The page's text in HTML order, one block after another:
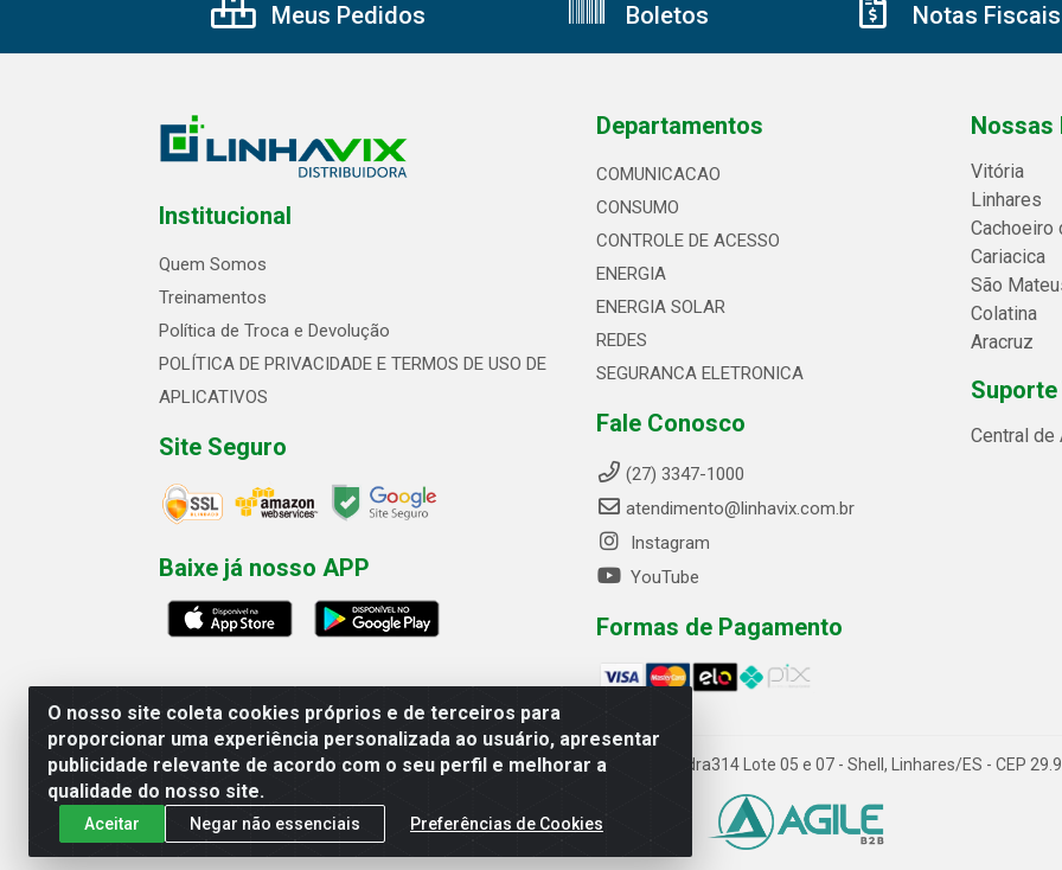
O nosso site coleta cookies próprios e de terceiros para
proporcionar uma experiência personalizada ao usuário, apresentar
publicidade relevante de acordo com o seu perfil e melhorar a
qualidade do nosso site.
Aceitar Negar não essenciais Preferências de Cookies
Meus Pedidos Boletos Notas Fiscais
Institucional
Quem Somos
Treinamentos
Política de Troca e Devolução
POLÍTICA DE PRIVACIDADE E TERMOS DE USO DE
APLICATIVOS
Site Seguro
Baixe já nosso APP
Departamentos
COMUNICACAO
CONSUMO
CONTROLE DE ACESSO
ENERGIA
ENERGIA SOLAR
REDES
SEGURANCA ELETRONICA
Fale Conosco
(27) 3347-1000
atendimento@linhavix.com.br
Instagram
YouTube
Formas de Pagamento
Nossas
Vitória
Linhares
Cachoeiro
Cariacica
São
Colatina
Aracruz
Central de
Linhavix Distribuidora LTDA - Avenida Alegre, 2521 - Quadra314 Lote 05 e 07 - Shell, Linhares/ES - CEP